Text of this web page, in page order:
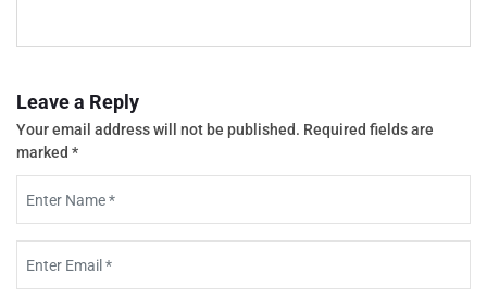
Leave a Reply
Your email address will not be published. Required fields are
marked *